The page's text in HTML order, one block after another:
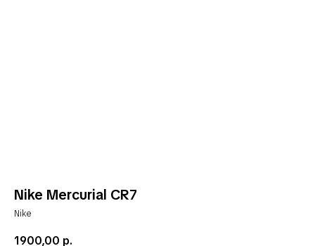
Nike Mercurial CR7
Nike
1900,00 р.